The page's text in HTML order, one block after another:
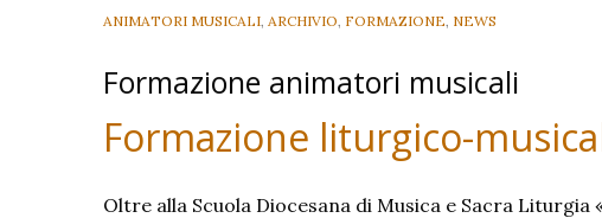
ANIMATORI MUSICALI ARCHIVIO FORMAZIONE NEWS
Formazione animatori musicali
Formazione liturgico-
Oltre alla Scuola Diocesana di Musica e Sacra Liturgia